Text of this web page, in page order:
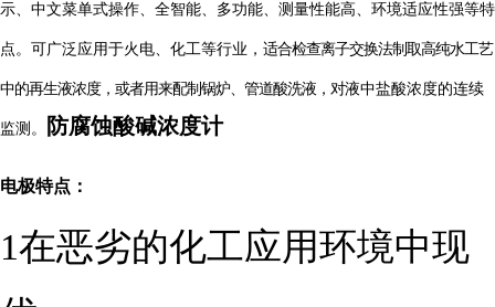
示、中文菜单式操作、全智能、多功能、测量性能高、环境适应性强等特
点。可广泛应用于火电、化工等行业， 适合检查离子交换法制取高纯水工艺
中的再生液浓度，或者用来配制锅炉、管道酸洗液，对液中盐酸浓度的连续
监测。 防腐蚀酸碱浓度计
电极特点：
1在恶劣的化工应用环境中现